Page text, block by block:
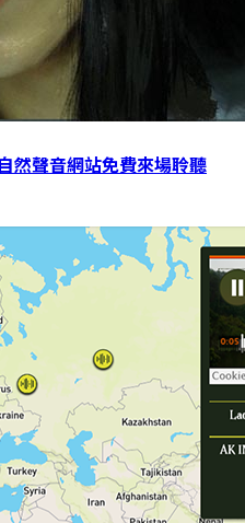
然聲音網站免費來場聆聽